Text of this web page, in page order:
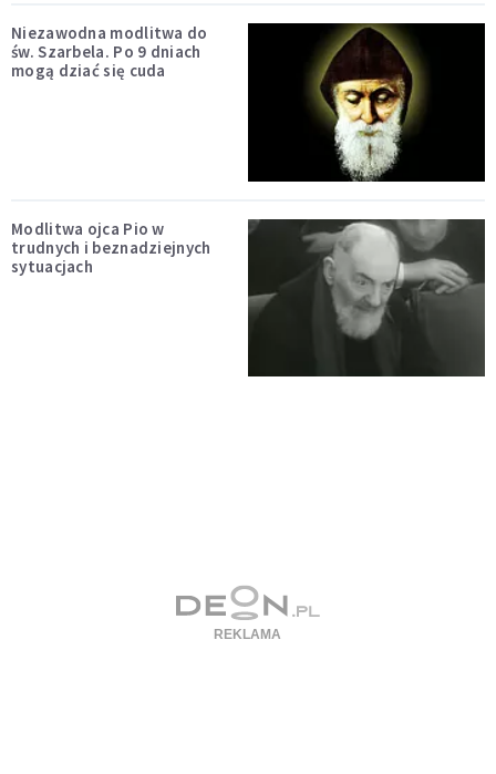
Niezawodna modlitwa do
św. Szarbela. Po 9 dniach
mogą dziać się cuda
Modlitwa ojca Pio w
trudnych i beznadziejnych
sytuacjach